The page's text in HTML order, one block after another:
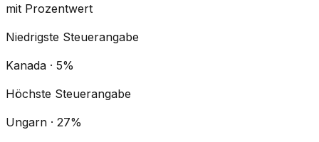
mit Prozentwert
Niedrigste Steuerangabe
Kanada · 5%
Höchste Steuerangabe
Ungarn · 27%